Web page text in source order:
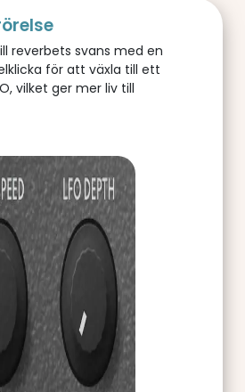
reverbets svans med en
för att växla till ett
vilket ger mer liv till